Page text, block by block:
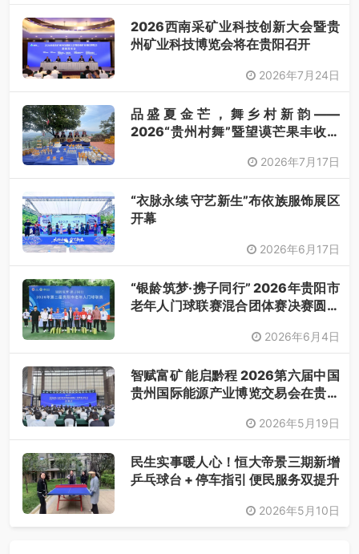
2026西南采矿业科技创新大会暨贵
州矿业科技博览会将在贵阳召开
2026年7月24日
品盛夏金芒，舞乡村新韵——
2026“贵州村舞”暨望谟芒果丰收季
2026年7月17日
“衣脉永续 守艺新生”布依族服饰展区
开幕
2026年6月17日
“银龄筑梦·携子同行” 2026年贵阳市
老年人门球联赛混合团体赛决赛圆满
2026年6月4日
智赋富矿 能启黔程 2026第六届中国
贵州国际能源产业博览交易会在贵阳
2026年5月19日
民生实事暖人心！恒大帝景三期新增
乒乓球台 + 停车指引 便民服务双提升
2026年5月10日